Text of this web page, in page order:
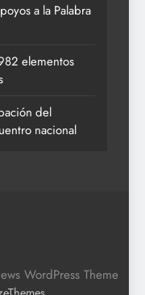
a la Palabra
elementos
del
nacional
WordPress Theme